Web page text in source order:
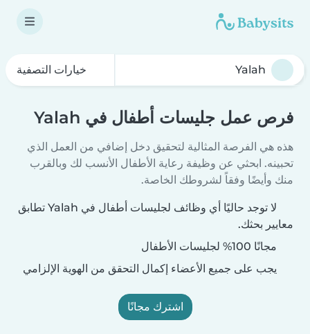
خيارات التصفية
فرص عمل جليسات أطفال في Yalah
هذه هي الفرصة المثالية لتحقيق دخل إضافي من العمل الذي
تحبينه. ابحثي عن وظيفة رعاية الأطفال الأنسب لك وبالقرب
منك وأيضًا وفقاً لشروطك الخاصة.
لا توجد حاليًا أي وظائف لجليسات أطفال في Yalah تطابق
معايير بحثك.
مجانًا 100% لجليسات الأطفال
يجب على جميع الأعضاء إكمال التحقق من الهوية الإلزامي
اشترك مجانًا